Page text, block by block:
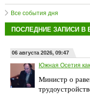
Все события дня
ПОСЛЕДНИЕ ЗАПИСИ В
06 августа 2026, 09:47
Южная Осетия
Министр о